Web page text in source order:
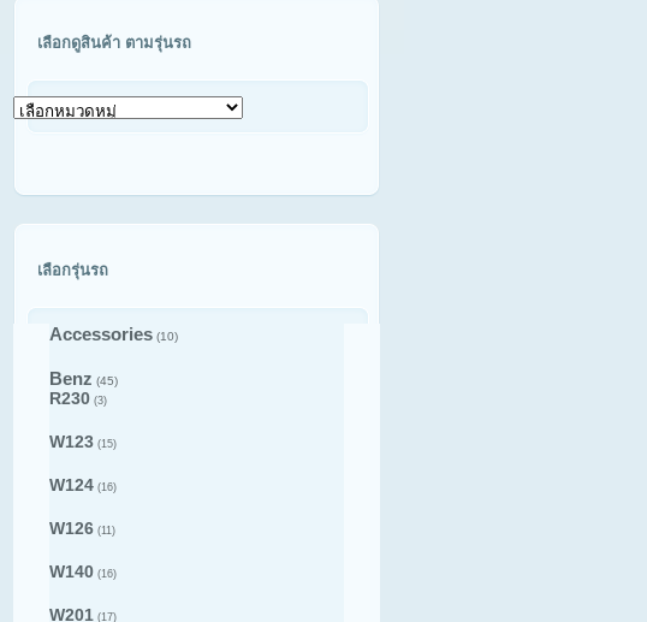
เลือกดูสินค้า ตามรุ่นรถ
เลือก
รุ่น
เลือกรุ่นรถ
Accessories (10)
Benz (45)
R230 (3)
W123 (15)
W124 (16)
W126 (11)
W140 (16)
W201 (17)